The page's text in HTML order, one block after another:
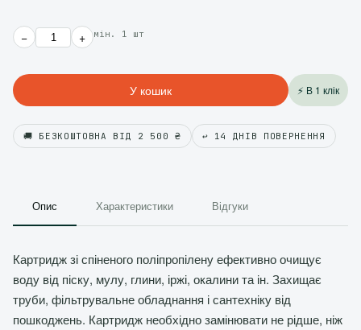
− + мін. 1 шт
У кошик ⚡ В 1 клік
🚚 БЕЗКОШТОВНА ВІД 2 500 ₴ ↩️ 14 ДНІВ ПОВЕРНЕННЯ
Опис Характеристики Відгуки
Картридж зі спіненого поліпропілену ефективно очищує
воду від піску, мулу, глини, іржі, окалини та ін. Захищає
труби, фільтрувальне обладнання і сантехніку від
пошкоджень. Картридж необхідно замінювати не рідше, ніж